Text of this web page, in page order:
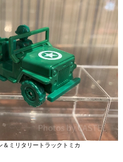
＆ミリタリートラックトミカ